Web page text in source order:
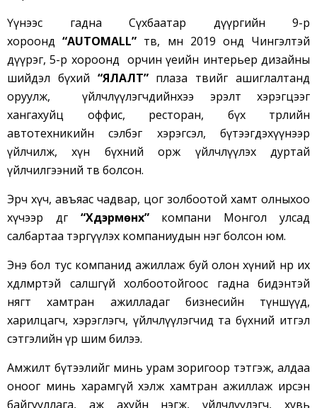
Үүнээс гадна Сүхбаатар дүүргийн 9-р
хороонд“AUTOMALL” төв, мөн 2019 онд Чингэлтэй
дүүрэг, 5-р хороонд орчин үеийн интерьер дизайны
шийдэл бүхий “ЯЛАЛТ” плаза төвийг ашиглалтанд
оруулж,
үйлчлүүлэгчдийнхээ эрэлт хэрэгцээг
хангахуйц оффис, ресторан, бүх төрлийн
автотехникийн сэлбэг хэрэгсэл, бүтээгдэхүүнээр
үйлчилж, хүн бүхний орж үйлчлүүлэх дуртай
үйлчилгээний төв болсон.
Эрч хүч, авъяас чадвар, цог золбоотой хамт олныхоо
хүчээр өдгөө “Хүдэрмөнх”компани Монгол улсад
салбартаа тэргүүлэх компаниудын нэг болсон юм.
Энэ бол тус компанид ажиллаж буй олон хүний нөр их
хөдөлмөртэй салшгүй холбоотойгоос гадна бидэнтэй
нягт хамтран ажилладаг бизнесийн түншүүд,
харилцагч, хэрэглэгч, үйлчлүүлэгчид та бүхний итгэл
сэтгэлийн үр шим билээ.
Амжилт бүтээлийг минь урам зоригоор тэтгэж, алдаа
оноог минь харамгүй хэлж хамтран ажиллаж ирсэн
байгууллага, аж ахуйн нэгж, үйлчлүүлэгч, хувь